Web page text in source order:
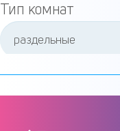
Тип комнат